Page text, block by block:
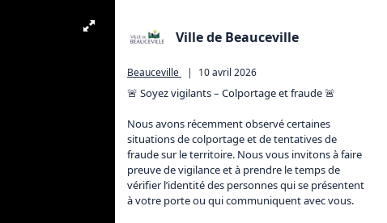
Ville de Beauceville
Beauceville | 10 avril 2026
🚨 Soyez vigilants – Colportage et fraude 🚨
Nous avons récemment observé certaines
situations de colportage et de tentatives de
fraude sur le territoire. Nous vous invitons à faire
preuve de vigilance et à prendre le temps de
vérifier l’identité des personnes qui se présentent
à votre porte ou qui communiquent avec vous.